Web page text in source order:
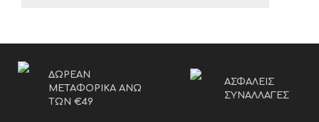
ΔΩΡΕΑΝ
ΜΕΤΑΦΟΡΙΚΑ ΑΝΩ
ΤΩΝ €49
ΑΣΦΑΛΕΙΣ
ΣΥΝΑΛΛΑΓΕΣ